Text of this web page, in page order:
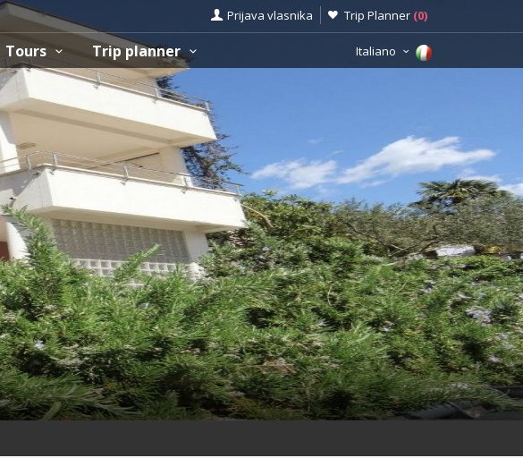
Prijava vlasnika Trip Planner (0)
Tours Trip planner Italiano